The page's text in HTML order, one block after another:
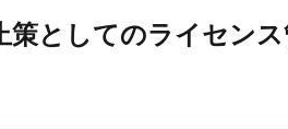
としてのライセン